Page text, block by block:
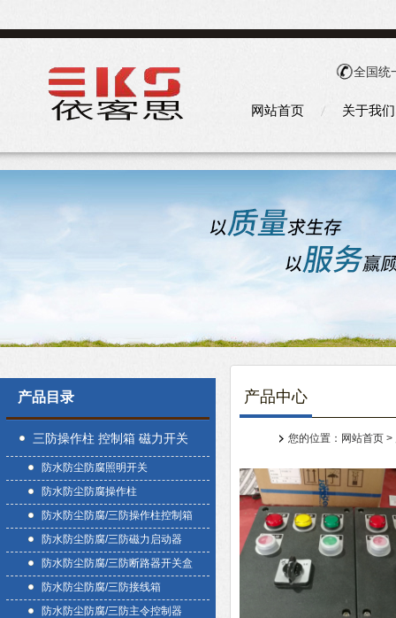
全国统
网站首页 关于我们
产品目录
三防操作柱 控制箱 磁力开关
盒防水防尘防腐照明开关
防水防尘防腐操作柱
防水防尘防腐/三防操作柱控制箱
防水防尘防腐/三防磁力启动器
防水防尘防腐/三防断路器开关盒
防水防尘防腐/三防接线箱
防水防尘防腐/三防主令控制器
产品中心
您的位置： 网站首页 >